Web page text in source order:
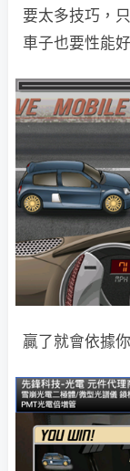
要太多技巧，
車子也要性能
贏了就會依據